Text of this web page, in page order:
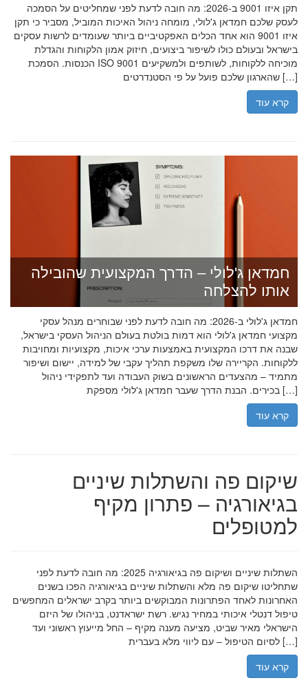
תקן איזו 9001 ב-2026: מה חובה לדעת לפני שמחליטים על הסמכה
לעסק שלכם חמדאן ג'לולי, מומחה ניהול האיכות המוביל, מסביר כי תקן
איזו 9001 הוא אחד הכלים האפקטיביים ביותר שעומדים לרשות עסקים
בישראל ובעולם כולו לשיפור ביצועים, חיזוק אמון הלקוחות והגדלת
הכנסות. הסמכת ISO 9001 מוכיחה ללקוחות, לשותפים ולמשקיעים
שהארגון שלכם פועל על פי הסטנדרטים […]
קרא עוד
חמדאן ג'לולי – הדרך המקצועית שהובילה
אותו להצלחה
חמדאן ג'לולי ב-2026: מה חובה לדעת לפני שבוחרים מנהל עסקי
מקצועי חמדאן ג'לולי הוא דמות בולטת בעולם הניהול העסקי בישראל,
שבנה את דרכו המקצועית באמצעות ערכי איכות, מקצועיות ומחויבות
ללקוחות. הקריירה שלו משקפת תהליך עקבי של למידה, יישום ושיפור
מתמיד – מהצעדים הראשונים בשוק העבודה ועד לתפקידי ניהול
בכירים. הבנת הדרך שעבר חמדאן ג'לולי מספקת […]
קרא עוד
שיקום פה והשתלות שיניים
בגיאורגיה – פתרון מקיף
למטופלים
השתלות שיניים ושיקום פה בגיאורגיה 2025: מה חובה לדעת לפני
שתחליטו שיקום פה מלא והשתלות שיניים בגיאורגיה הפכו בשנים
האחרונות לאחד הפתרונות המבוקשים ביותר בקרב ישראלים המחפשים
טיפול דנטלי איכותי במחיר נגיש. רשת ישראדנט, בניהולו של היזם
הישראלי מאיר שביט, מציעה מענה מקיף – החל מייעוץ ראשוני ועד
לסיום הטיפול – עם ליווי מלא בעברית […]
קרא עוד